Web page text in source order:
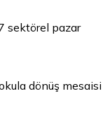
sektörel pazar
dönüş mesaisi